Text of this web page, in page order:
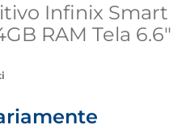
Infinix Smart
RAM Tela 6.6"